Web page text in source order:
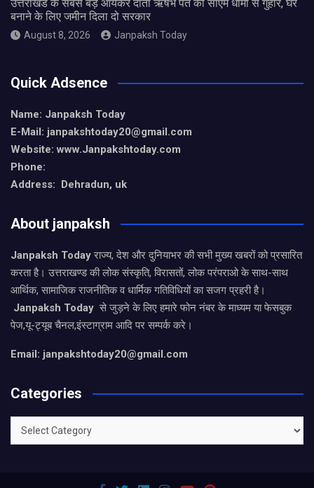
उत्तराखंड के सबसे बड़े आयकर दाता ऋषभ पंत की सीएम धामी से गुहार, घर
बनाने के लिए जमीन दिला दो सरकार
August 8, 2026 Janpaksh Today
Quick Adsence
Name: Janpaksh Today
E-Mail: janpakshtoday20@gmail.com
Website: www.Janpakshtoday.com
Phone:
Address: Dehradun, uk
About janpaksh
Janpaksh Todayराज्य, देश और दुनियाभर की सभी मुख्य खबरों को प्रसारित
करता है। उत्तराखण्ड की लोक संस्कृति, विरासतों, लोक परंपराओ के साथ-साथ
आर्थिक, सामाजिक राजनीतिक व धार्मिक गतिविधियों का सजग प्रहरी है।
Janpaksh Today से जुड़ने के लिए हमारे फोन नंबर के माध्यम या फेसबुक
पेज,यू-ट्यूब चैनल,इंस्टाग्राम आदि पर सम्पर्क करे।
Email: janpakshtoday20@gmail.com
Categories
Categories